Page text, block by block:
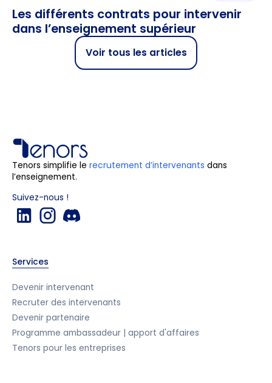
Les différents contrats pour intervenir
dans l’enseignement supérieur
Voir tous les articles
Tenors simplifie le recrutement d’intervenants dans
l’enseignement.
Suivez-nous !
Services
Devenir intervenant
Recruter des intervenants
Devenir partenaire
Programme ambassadeur | apport d'affaires
Tenors pour les entreprises